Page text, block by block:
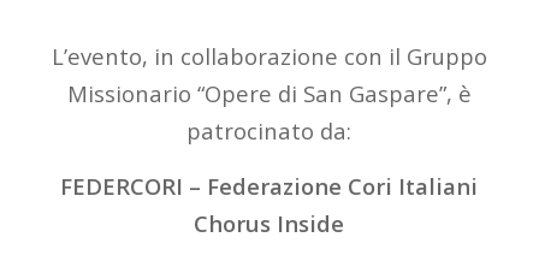
L’evento, in collaborazione con il Gruppo
Missionario “Opere di San Gaspare”, è
patrocinato da:
FEDERCORI – Federazione Cori Italiani
Chorus Inside